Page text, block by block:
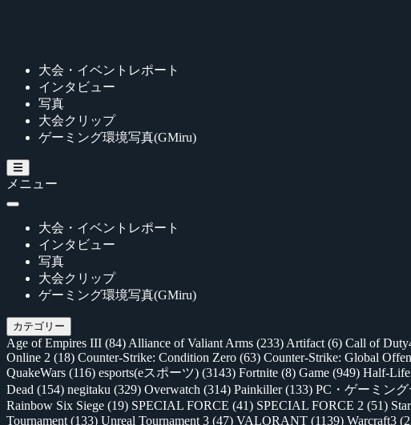
大会・イベントレポート
インタビュー
写真
大会クリップ
ゲーミング環境写真(GMiru)
メニュー
大会・イベントレポート
インタビュー
写真
大会クリップ
ゲーミング環境写真(GMiru)
カテゴリー
Age of Empires III (84) Alliance of Valiant Arms (233) Artifact (6) Call of
Online 2 (18) Counter-Strike: Condition Zero (63) Counter-Strike: Global
QuakeWars (116) esports(eスポーツ) (3143) Fortnite (8) Game (949) Half-
Dead (154) negitaku (329) Overwatch (314) Painkiller(133) PC・ゲーミン
Rainbow Six Siege (19) SPECIAL FORCE (41) SPECIAL FORCE 2 (51)
Tournament (133) Unreal Tournament 3 (47) VALORANT (1139) Warcraft3